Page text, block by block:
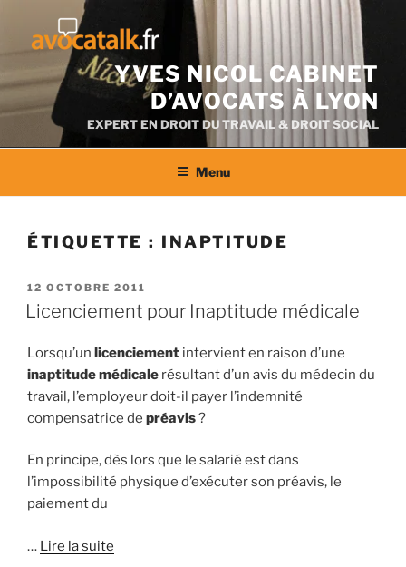
contenu
YVES NICOL CABINET
D’AVOCATS À LYON
EXPERT EN DROIT DU TRAVAIL & DROIT SOCIAL
Menu
ÉTIQUETTE : INAPTITUDE
PUBLIÉ
LE
12 OCTOBRE 2011
Licenciement pour Inaptitude médicale
Lorsqu’un licenciement intervient en raison d’une
inaptitude médicale résultant d’un avis du médecin du
travail, l’employeur doit-il payer l’indemnité
compensatrice de préavis?
En principe, dès lors que le salarié est dans
l’impossibilité physique d’exécuter son préavis, le
paiement du
… Lire la suite